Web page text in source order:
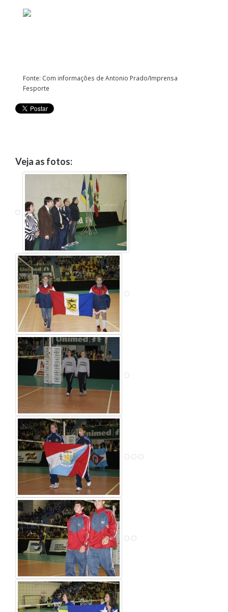
Fonte: Com informações de Antonio Prado/Imprensa
Fesporte
Veja as fotos: